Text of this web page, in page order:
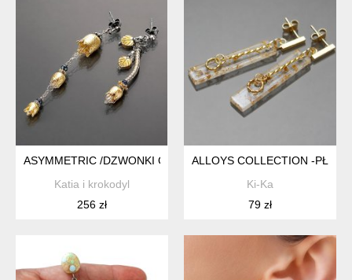
ASYMMETRIC /DZWONKI GOLD/ - KOLCZYKI
Katia i krokodyl
256 zł
ALLOYS COLLECTION -
Ki-Ka
79 zł